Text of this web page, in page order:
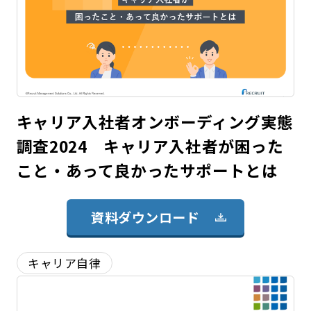
キャリア入社者オンボーディング実態
調査2024 キャリア入社者が困った
こと・あって良かったサポートとは
資料ダウンロード
キャリア自律